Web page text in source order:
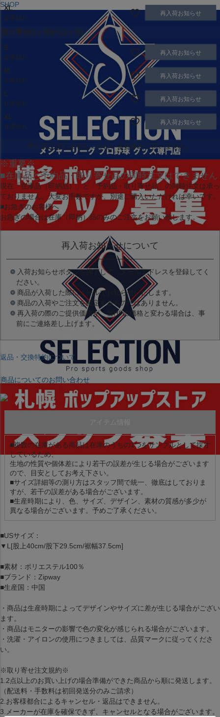
SHOP
XL
在庫切れ
再入荷お知らせ
取り寄せ(1ヶ月から2ヶ月)
S
在庫切れ
再入荷お知らせ
M
在庫切れ
再入荷お知らせ
L
在庫切れ
再入荷お知らせ
XL
在庫切れ
再入荷お知らせ
申し訳ございません。ただいま在庫がございません。
※重要※
■在庫品と予約品・取り寄せ品の同時注文はできません
現在 「在庫品（即納品）」と 「予約品・取り寄せ品」 の同時注文は承っ
ておりません。大変お手数ですが、別途ご購入いただければ幸いです。
■お急ぎのお客様へ
お急ぎの場合は在庫（即納）品のみのご注文をお願い致します。
再入荷お知らせについて
入荷お知らせボタンを押下して、メールアドレスを登録してく
ださい。
商品が入荷した際にメールでお知らせいたします。
商品の入荷やご注文を確定するものではありません。
再入荷の際のご提供価格が、当HPの価格と変わる場合は、事
前にご連絡差し上げます。
返品・交換特約について
商品についてのお問い合わせ
アイテム情報
■複数の在庫がある商品は在庫のうちの1つをサンプルとして採寸
しているため、
生地の性質や個体差により若干の誤差が生じる場合がございます
ので、目安としてお考え下さい。
■サイズ詳細等の測り方はスタッフ間で統一、徹底はしておりま
すが、若干の誤差がある場合がございます。
■生産時期により、色、サイズ、デザイン、素材の質感が多少が
異なる場合がございます。予めご了承ください。
■USサイズ：
▼L[股上40cm/股下29.5cm/裾幅37.5cm]
■素材：ポリエステル100％
■ブランド：Zipway
■生産国：中国
・商品は生産時期によってデザインやサイズに差が生じる場合がござい
ます。
・商品はモニターの影響で色の変化が感じられる場合がございます。
・洗濯・アイロンの使用につきましては、品質マークに従ってくださ
い。
※取り寄せ注文規約※
1.2点以上のお買い上げの場合準備ができた商品から順に発送します。
（配送料・手数料は初回発送分のみご請求）
2.お客様都合によるキャンセル・返品はできません。
3.メーカーが在庫を確保できず、キャンセルとなる場合がございます。